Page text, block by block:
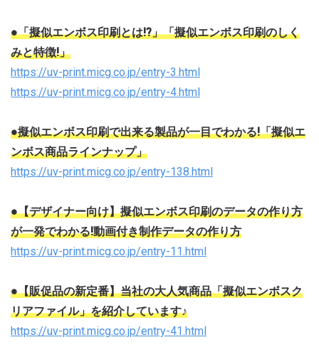
●「擬似エンボス印刷とは!?」「擬似エンボス印刷のしく
みと特徴!」
https://uv-print.micg.co.jp/entry-3.html
https://uv-print.micg.co.jp/entry-4.html
●擬似エンボス印刷で出来る製品が一目でわかる!「擬似エ
ンボス商品ラインナップ」
https://uv-print.micg.co.jp/entry-138.html
●【デザイナー向け】擬似エンボス印刷のデータの作り方
が一発でわかる!動画付き制作データの作り方
https://uv-print.micg.co.jp/entry-11.html
●【販促品の新定番】当社の大人気商品「擬似エンボスク
リアファイル」を紹介しています♪
https://uv-print.micg.co.jp/entry-41.html